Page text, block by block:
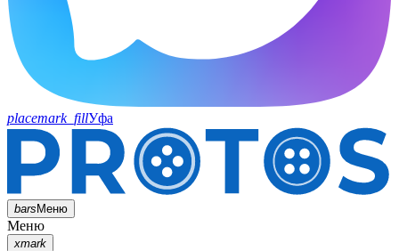
placemark_fillУфа
barsМеню
Меню
xmark